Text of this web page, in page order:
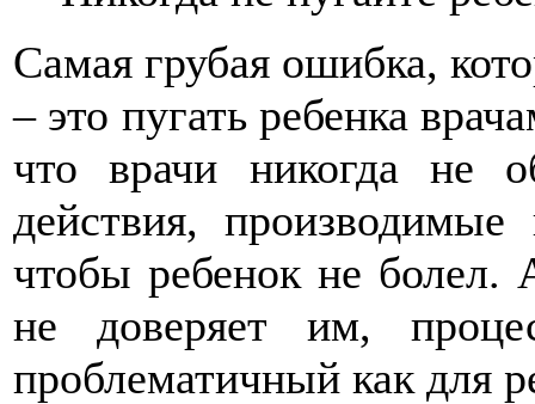
Самая грубая ошибка,
– это пугать ребенка
что врачи никогда не
действия,
чтобы ребенок не болел.
не доверяет им,
проблематичный как для